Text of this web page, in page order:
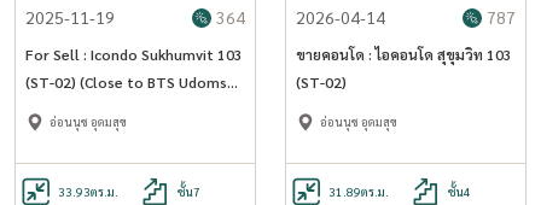
2025-11-19 364
For Sell : Icondo Sukhumvit 103
(ST-02) (Close to BTS Udomsuk
,MRT Sri-udom)
อ่อนนุช อุดมสุข
33.93ตร.ม. ชั้น7
2026-04-14 787
ขายคอนโด : ไอคอนโด สุขุมวิท 103
(ST-02)
อ่อนนุช อุดมสุข
31.89ตร.ม. ชั้น4